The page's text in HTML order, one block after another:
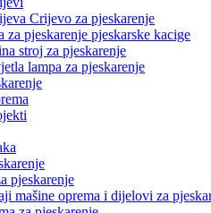
Crijevo za pjeskarenje
za pjeskarenje pjeskarske kacige
stroj za pjeskarenje
lampa za pjeskarenje
pjeskarenje
mašine oprema i dijelovi za